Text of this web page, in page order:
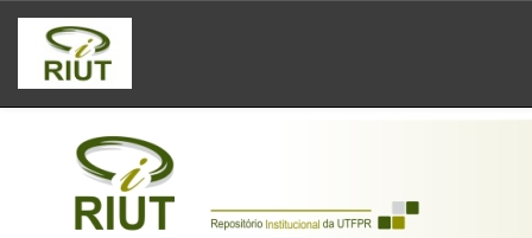
Skip
navigation